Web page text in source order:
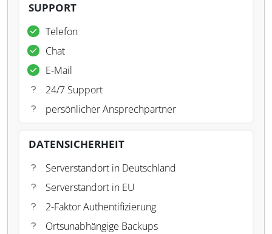
SUPPORT
Telefon
Chat
E-Mail
24/7 Support
persönlicher Ansprechpartner
DATENSICHERHEIT
Serverstandort in Deutschland
Serverstandort in EU
2-Faktor Authentifizierung
Ortsunabhängige Backups